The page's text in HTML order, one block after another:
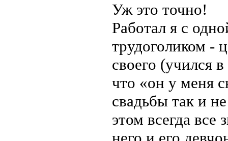
Уж это точно!
Работал я с
трудоголиком -
своего (учился
что «он у меня
свадьбы так и
этом всегда все